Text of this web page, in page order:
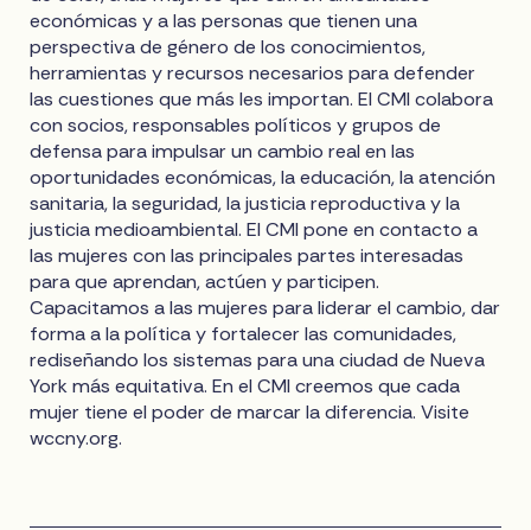
económicas y a las personas que tienen una
perspectiva de género de los conocimientos,
herramientas y recursos necesarios para defender
las cuestiones que más les importan. El CMI colabora
con socios, responsables políticos y grupos de
defensa para impulsar un cambio real en las
oportunidades económicas, la educación, la atención
sanitaria, la seguridad, la justicia reproductiva y la
justicia medioambiental. El CMI pone en contacto a
las mujeres con las principales partes interesadas
para que aprendan, actúen y participen.
Capacitamos a las mujeres para liderar el cambio, dar
forma a la política y fortalecer las comunidades,
rediseñando los sistemas para una ciudad de Nueva
York más equitativa. En el CMI creemos que cada
mujer tiene el poder de marcar la diferencia. Visite
wccny.org.